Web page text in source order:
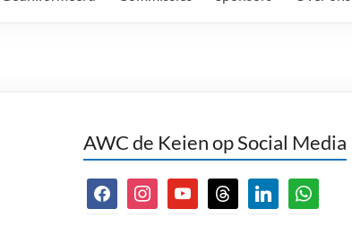
AWC de Keien op Social Media
facebookinstagramyoutubethreads linkedinwhatsapp